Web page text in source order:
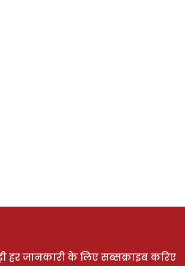
हर जानकारी के लिए सब्सक्राइब करिए